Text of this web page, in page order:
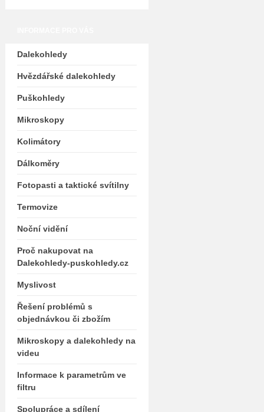
Dalekohledy
Hvězdářské dalekohledy
Puškohledy
Mikroskopy
Kolimátory
Dálkoměry
Fotopasti a taktické svítilny
Termovize
Noční vidění
Proč nakupovat na
Dalekohledy-puskohledy.cz
Myslivost
Řešení problémů s
objednávkou či zbožím
Mikroskopy a dalekohledy na
videu
Informace k parametrům ve
filtru
Spolupráce a sdílení